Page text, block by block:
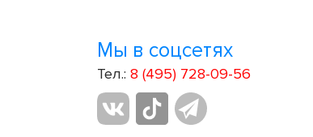
Мы в соцсетях
Тел.: 8 (495) 728-09-56